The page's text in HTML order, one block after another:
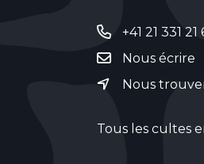
+41 21 331 21
Nous écrire
Nous
Tous les cultes